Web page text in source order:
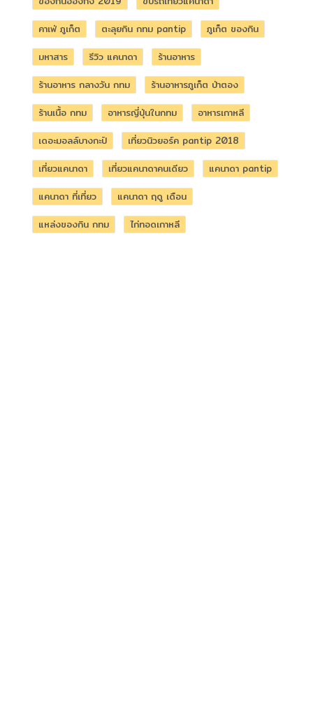
คาเฟ่ ภูเก็ต
ตะลุยกิน กทม pantip
ภูเก็ต ของกิน
มหาสาร
รีวิว แคนาดา
ร้านอาหาร
ร้านอาหาร กลางวัน กทม
ร้านอาหารภูเก็ต ป่าตอง
ร้านเนื้อ กทม
อาหารญี่ปุ่นในกทม
อาหารเกาหลี
เดอะมอลล์บางกะปิ
เที่ยวนิวยอร์ค pantip 2018
เที่ยวแคนาดา
เที่ยวแคนาดาคนเดียว
แคนาดา pantip
แคนาดา ที่เที่ยว
แคนาดา ฤดู เดือน
แหล่งของกิน กทม
ไก่ทอดเกาหลี